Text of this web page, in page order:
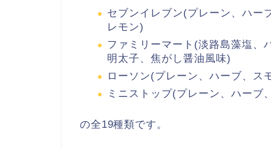
セブンイレブン(プレーン、ハー
レモン)
ファミリーマート(淡路島藻塩、
明太子、焦がし醤油風味)
ローソン(プレーン、ハーブ、ス
ミニストップ(プレーン、ハーブ
の全19種類です。